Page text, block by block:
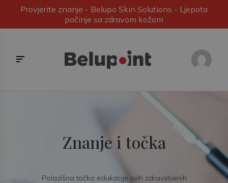
Provjerite znanje - Belupo Skin Solutions - Ljepota
počinje sa zdravom kožom
Znanje i točka
Polazišna točka edukacije svih zdravstvenih